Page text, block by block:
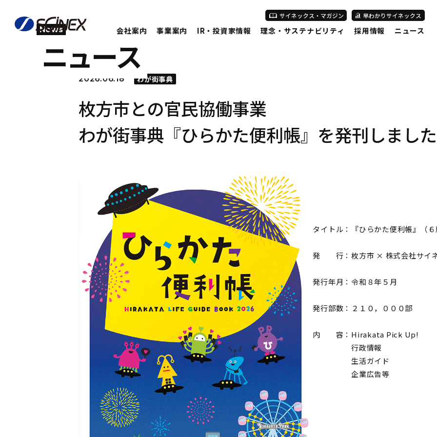
サイネックス・マガジン 早わかりサイネックス
会社案内 事業案内 IR・投資家情報 理念・サステナビリティ 採用情報 ニュース
News
ニュース
2026.06.18 わが街事典
枚方市との官民協働事業
わが街事典『ひらかた便利帳』を発刊しました
タイトル：『ひらかた便利帳』（６
発 行：枚方市 × 株式会社サイ
発行年月：令和８年５月
発行部数：２１０，０００部
内 容：Hirakata Pick Up!
行政情報
生活ガイド
企業広告等